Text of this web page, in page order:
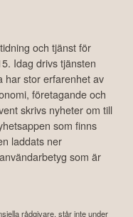
och tjänst för
Idag drivs tjänsten
har stor erfarenhet av
företagande och
skrivs nyheter om till
som finns
laddats ner
som är
rådgivare, står inte under